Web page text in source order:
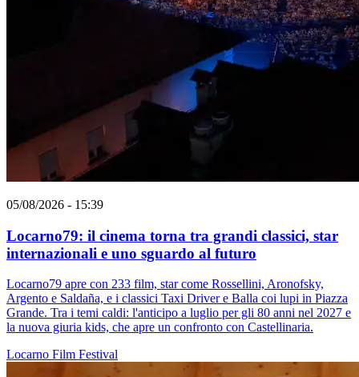
05/08/2026 - 15:39
Locarno79: il cinema torna tra grandi classici, star
internazionali e uno sguardo al futuro
Locarno79 apre con 233 film, star come Rossellini, Aronofsky,
Argento e Saldaña, e i classici Taxi Driver e Balla coi lupi in Piazza
Grande. Tra i temi caldi: l'anticipo a luglio per gli 80 anni nel 2027 e
la nuova giuria kids, che apre un confronto con Castellinaria.
Locarno Film Festival